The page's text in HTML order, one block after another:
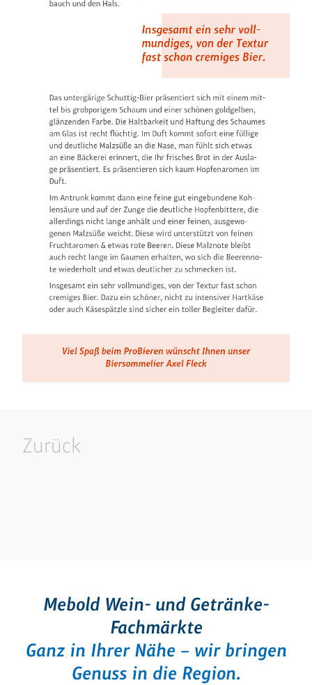
Zurück
Mebold Wein- und Getränke-
Fachmärkte
Ganz in Ihrer Nähe – wir bringen
Genuss in die Region.